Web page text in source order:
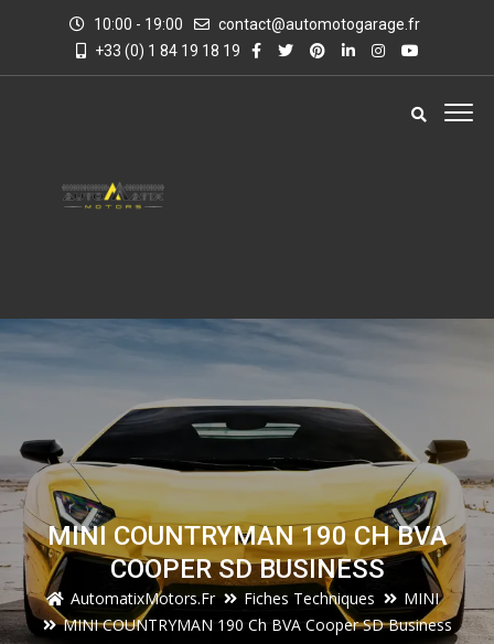
10:00 - 19:00
contact@automotogarage.fr
+33 (0) 1 84 19 18 19
MINI COUNTRYMAN 190 CH BVA
COOPER SD BUSINESS
AutomatixMotors.fr Fiches Techniques
MINI
MINI COUNTRYMAN 190 Ch BVA Cooper SD Business